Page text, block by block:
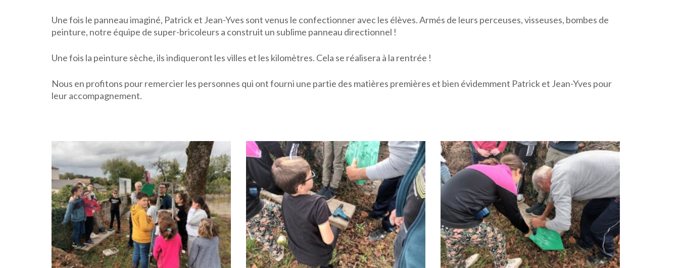
Une fois le panneau imaginé, Patrick et Jean-Yves sont venus le confectionner avec les élèves. Armés de leurs perceuses, visseuses, bombes de
peinture, notre équipe de super-bricoleurs a construit un sublime panneau directionnel !
Une fois la peinture sèche, ils indiqueront les villes et les kilomètres. Cela se réalisera à la rentrée !
Nous en profitons pour remercier les personnes qui ont fourni une partie des matières premières et bien évidemment Patrick et Jean-Yves pour
leur accompagnement.